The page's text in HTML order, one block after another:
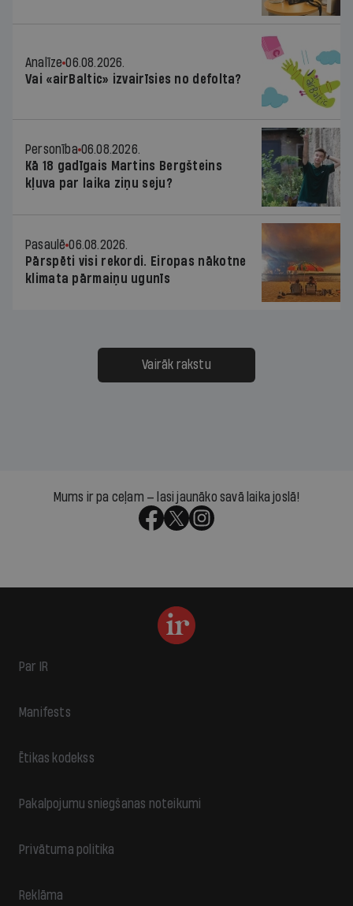
Analīze 06.08.2026.
Vai «airBaltic» izvairīsies no defolta?
Personība 06.08.2026.
Kā 18 gadīgais Martins Bergšteins
kļuva par laika ziņu seju?
Pasaulē 06.08.2026.
Pārspēti visi rekordi. Eiropas nākotne
klimata pārmaiņu ugunīs
Vairāk rakstu
Mums ir pa ceļam — lasi jaunāko savā laika joslā!
Par IR
Manifests
Ētikas kodekss
Pakalpojumu sniegšanas noteikumi
Privātuma politika
Reklāma